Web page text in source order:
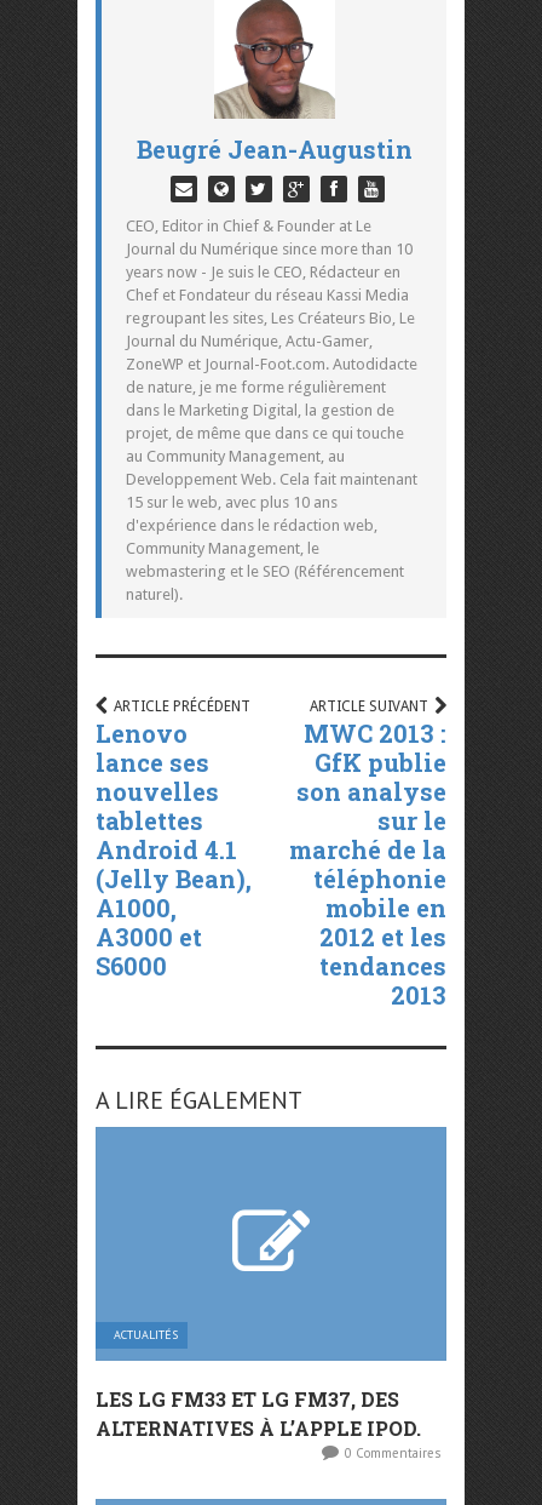
Beugré Jean-Augustin
CEO, Editor in Chief & Founder at Le
Journal du Numérique since more than 10
years now - Je suis le CEO, Rédacteur en
Chef et Fondateur du réseau Kassi Media
regroupant les sites, Les Créateurs Bio, Le
Journal du Numérique, Actu-Gamer,
ZoneWP et Journal-Foot.com. Autodidacte
de nature, je me forme régulièrement
dans le Marketing Digital, la gestion de
projet, de même que dans ce qui touche
au Community Management, au
Developpement Web. Cela fait maintenant
15 sur le web, avec plus 10 ans
d'expérience dans le rédaction web,
Community Management, le
webmastering et le SEO (Référencement
naturel).
ARTICLE PRÉCÉDENT
Lenovo
lance ses
nouvelles
tablettes
Android 4.1
(Jelly Bean),
A1000,
A3000 et
S6000
ARTICLE SUIVANT
MWC 2013 :
GfK publie
son analyse
sur le
marché de la
téléphonie
mobile en
2012 et les
tendances
2013
A LIRE ÉGALEMENT
ACTUALITÉS
LES LG FM33 ET LG FM37, DES
ALTERNATIVES À L’APPLE IPOD.
0 Commentaires